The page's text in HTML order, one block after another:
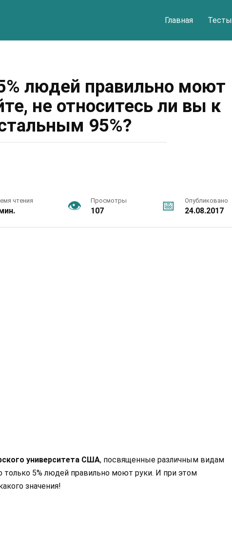
Главная Тесты
людей правильно моют
не относитесь ли вы к
95%?
чтения Просмотры
107
Опубликовано
24.08.2017
университета США, посвященные различным видам
только 5% людей правильно моют руки. И при этом
значения!